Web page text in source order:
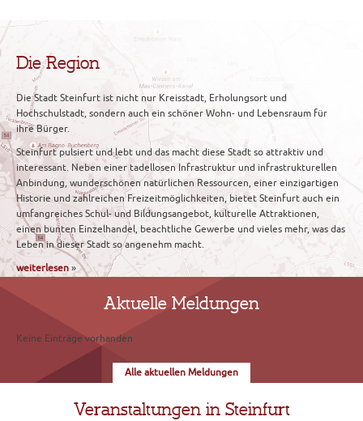
Die Region
Die Stadt Steinfurt ist nicht nur Kreisstadt, Erholungsort und
Hochschulstadt, sondern auch ein schöner Wohn- und Lebensraum für
ihre Bürger.
Steinfurt pulsiert und lebt und das macht diese Stadt so attraktiv und
interessant. Neben einer tadellosen Infrastruktur und infrastrukturellen
Anbindung, wunderschönen natürlichen Ressourcen, einer einzigartigen
Historie und zahlreichen Freizeitmöglichkeiten, bietet Steinfurt auch ein
umfangreiches Schul- und Bildungsangebot, kulturelle Attraktionen,
einen bunten Einzelhandel, beachtliche Gewerbe und vieles mehr, was das
Leben in dieser Stadt so angenehm macht.
weiterlesen»
Aktuelle Meldungen
Keine Einträge vorhanden
Alle aktuellen Meldungen
Veranstaltungen in Steinfurt